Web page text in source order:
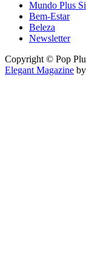
Mundo Plus
Bem-Estar
Beleza
Newsletter
Copyright © Pop
Elegant Magazine by